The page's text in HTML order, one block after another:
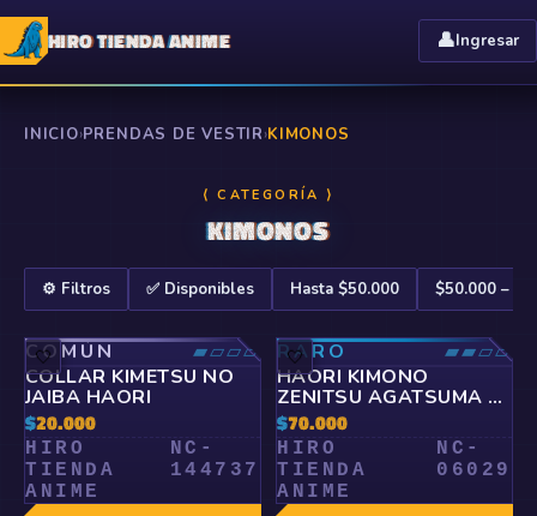
HIRO TIENDA ANIME 👤Ingresar
INICIO›PRENDAS DE VESTIR›KIMONOS
⟨ CATEGORÍA ⟩
KIMONOS
⚙️ Filtros ✅ Disponibles Hasta $50.000 $50.000 –
🤍
COMÚN
▰▱▱▱
COLLAR KIMETSU NO
JAIBA HAORI
$20.000
HIRO
TIENDA
ANIME
NC-
144737
🤍
RARO
▰▰▱▱
HAORI KIMONO
ZENITSU AGATSUMA -
KIMETSU NO YAIBA
$70.000
HIRO
TIENDA
ANIME
NC-
06029